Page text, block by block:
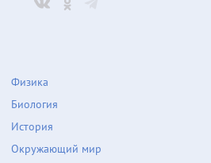
Физика
Биология
История
Окружающий мир